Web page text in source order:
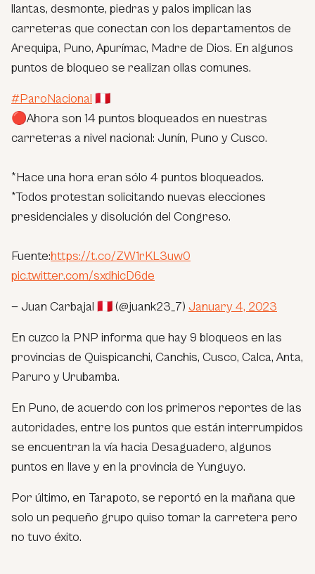
llantas, desmonte, piedras y palos implican las
carreteras que conectan con los departamentos de
Arequipa, Puno, Apurímac, Madre de Dios. En algunos
puntos de bloqueo se realizan ollas comunes.
#ParoNacional 🇵🇪
🔴Ahora son 14 puntos bloqueados en nuestras
carreteras a nivel nacional: Junín, Puno y Cusco.
*Hace una hora eran sólo 4 puntos bloqueados.
*Todos protestan solicitando nuevas elecciones
presidenciales y disolución del Congreso.
Fuente:https://t.co/ZW1rKL3uw0
pic.twitter.com/sxdhicD6de
— Juan Carbajal 🇵🇪 (@juank23_7) January 4, 2023
En cuzco la PNP informa que hay 9 bloqueos en las
provincias de Quispicanchi, Canchis, Cusco, Calca, Anta,
Paruro y Urubamba.
En Puno, de acuerdo con los primeros reportes de las
autoridades, entre los puntos que están interrumpidos
se encuentran la vía hacia Desaguadero, algunos
puntos en Ilave y en la provincia de Yunguyo.
Por último, en Tarapoto, se reportó en la mañana que
solo un pequeño grupo quiso tomar la carretera pero
no tuvo éxito.